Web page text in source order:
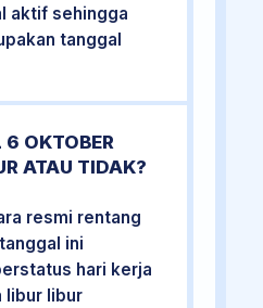
aktif sehingga
tanggal
6 OKTOBER
ATAU TIDAK?
resmi rentang
ini
hari kerja
libur libur